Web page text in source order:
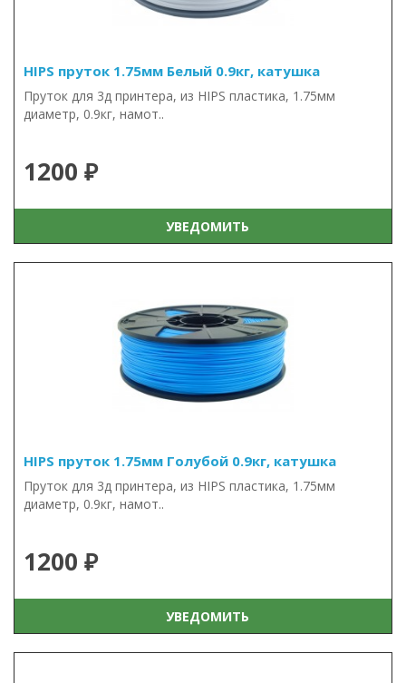
HIPS пруток 1.75мм Белый 0.9кг, катушка
Пруток для 3д принтера, из HIPS пластика, 1.75мм
диаметр, 0.9кг, намот..
1200 ₽
УВЕДОМИТЬ
HIPS пруток 1.75мм Голубой 0.9кг, катушка
Пруток для 3д принтера, из HIPS пластика, 1.75мм
диаметр, 0.9кг, намот..
1200 ₽
УВЕДОМИТЬ